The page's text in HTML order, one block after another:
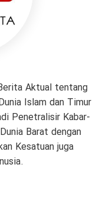
Aktual tentang
Islam dan Timur
Penetralisir Kabar-
Barat dengan
Kesatuan juga